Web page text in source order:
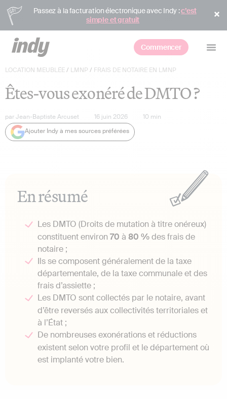
Passez à la facturation électronique avec Indy :c’est
simple et gratuit
Commencer
LOCATION MEUBLÉE/ LMNP / FRAIS DE NOTAIRE EN LMNP
Êtes-vous exonéré de DMTO ?
parJean-Baptiste Arcuset 16 juin 2026 10 min
Ajouter Indy à mes sources préférées
En résumé
Les DMTO (Droits de mutation à titre onéreux)
constituent environ 70 à 80 %des frais de
notaire ;
Ils se composent généralement de la taxe
départementale, de la taxe communale et des
frais d’assiette ;
Les DMTO sont collectés par le notaire, avant
d’être reversés aux collectivités territoriales et
à l’État ;
De nombreuses exonérations et réductions
existent selon votre profil et le département où
est implanté votre bien.